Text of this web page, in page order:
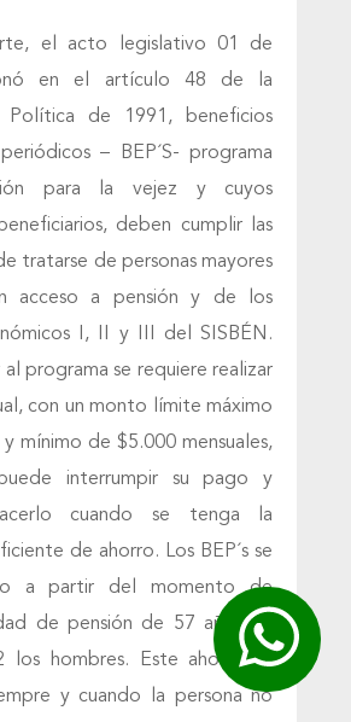
el acto legislativo 01 de
en el artículo 48 de la
Política de 1991, beneficios
– BEP´S- programa
para la vejez y cuyos
deben cumplir las
tratarse de personas mayores
acceso a pensión y de los
I, II y III del SISBÉN.
al programa se requiere realizar
con un monto límite máximo
mínimo de $5.000 mensuales,
interrumpir su pago y
cuando se tenga la
de ahorro. Los BEP´s se
a partir del momento de
de pensión de 57 años las
los hombres. Este ahorro es
y cuando la persona no